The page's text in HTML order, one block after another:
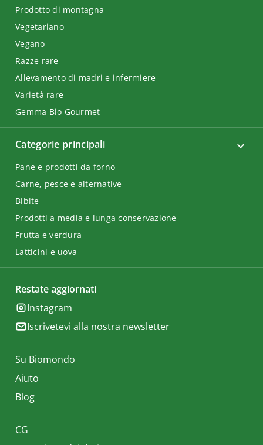
Categorie principali
Pane e prodotti da forno
Carne, pesce e alternative
Bibite
Prodotti a media e lunga conservazione
Frutta e verdura
Latticini e uova
Prodotto di montagna
Vegetariano
Vegano
Razze rare
Allevamento di madri e infermiere
Varietà rare
Gemma Bio Gourmet
Restate aggiornati
Instagram
Iscrivetevi alla nostra newsletter
Su Biomondo
Aiuto
Blog
CG